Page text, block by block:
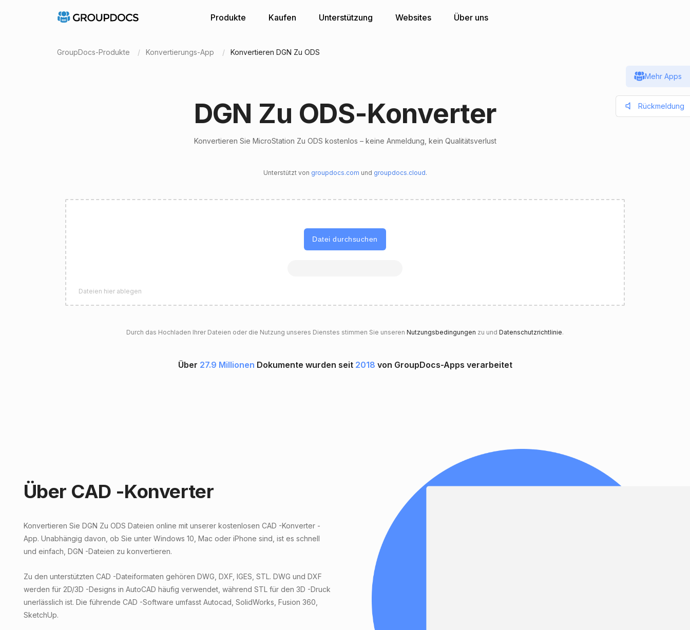
Produkte Kaufen Unterstützung Websites Über uns
GroupDocs-Produkte Konvertierungs-App Konvertieren DGN Zu ODS
DGN Zu ODS-Konverter
Konvertieren Sie MicroStation Zu ODS kostenlos – keine Anmeldung, kein Qualitätsverlust
Unterstützt von groupdocs.com und groupdocs.cloud.
Datei durchsuchen
Dateien hier ablegen
Durch das Hochladen Ihrer Dateien oder die Nutzung unseres Dienstes stimmen Sie unseren Nutzungsbedingungen zu und Datenschutzrichtlinie.
Über 27.9 Millionen Dokumente wurden seit 2018 von GroupDocs-Apps verarbeitet
Über CAD -Konverter
Konvertieren Sie DGN Zu ODS Dateien online mit unserer kostenlosen CAD -Konverter -
App. Unabhängig davon, ob Sie unter Windows 10, Mac oder iPhone sind, ist es schnell
und einfach, DGN -Dateien zu konvertieren.
Zu den unterstützten CAD -Dateiformaten gehören DWG, DXF, IGES, STL. DWG und DXF
werden für 2D/3D -Designs in AutoCAD häufig verwendet, während STL für den 3D -Druck
unerlässlich ist. Die führende CAD -Software umfasst Autocad, SolidWorks, Fusion 360,
SketchUp.
Mehr Apps
Rückmeldung